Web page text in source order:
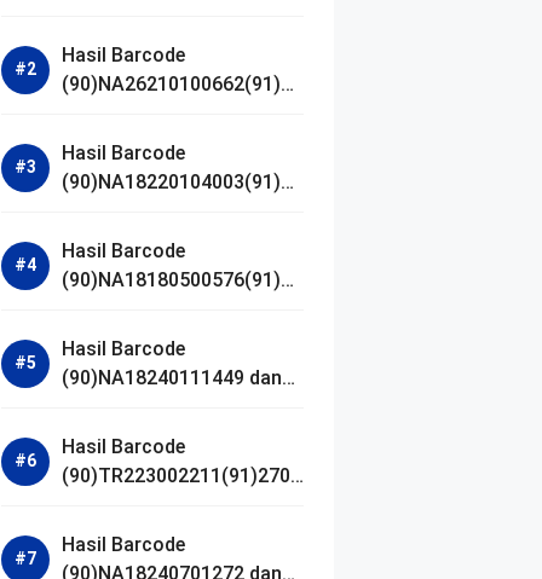
Hasil Barcode
(90)NA26210100662(91)24
Hasil Barcode
(90)NA18220104003(91)25
Hasil Barcode
(90)NA18180500576(91)21
Hasil Barcode
(90)NA18240111449 dan
Hasil Barcode
(90)TR223002211(91)2701
Hasil Barcode
(90)NA18240701272 dan